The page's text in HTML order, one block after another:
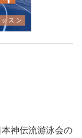
神伝流游泳会の